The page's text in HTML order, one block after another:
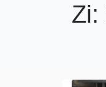
Zi: